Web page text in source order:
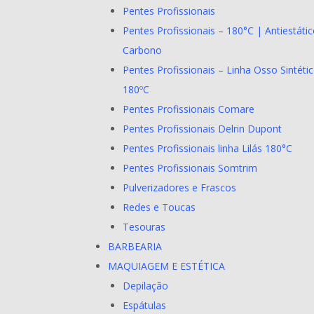
Pentes Profissionais
Pentes Profissionais – 180°C |
Carbono
Pentes Profissionais – Linha Osso
180ºC
Pentes Profissionais Comare
Pentes Profissionais Delrin Dupont
Pentes Profissionais linha Lilás 180°C
Pentes Profissionais Somtrim
Pulverizadores e Frascos
Redes e Toucas
Tesouras
BARBEARIA
MAQUIAGEM E ESTÉTICA
Depilação
Espátulas